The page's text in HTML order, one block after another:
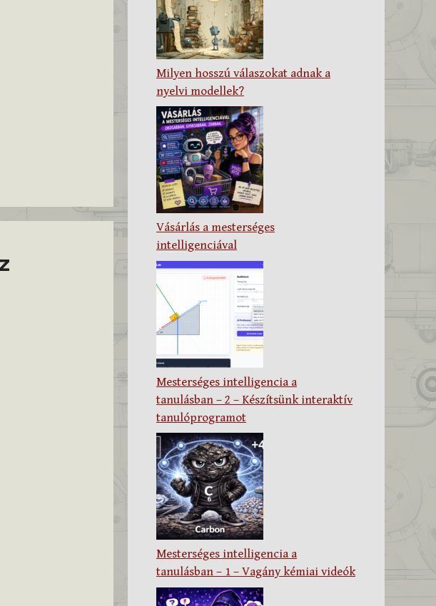
Milyen hosszú válaszokat adnak a
nyelvi modellek?
Vásárlás a mesterséges
intelligenciával
Mesterséges intelligencia a
tanulásban – 2 – Készítsünk interaktív
tanulóprogramot
Mesterséges intelligencia a
tanulásban – 1 – Vagány kémiai videók